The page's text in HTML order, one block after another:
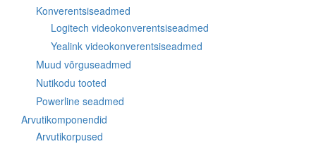
Konverentsiseadmed
Logitech videokonverentsiseadmed
Yealink videokonverentsiseadmed
Muud võrguseadmed
Nutikodu tooted
Powerline seadmed
Arvutikomponendid
Arvutikorpused